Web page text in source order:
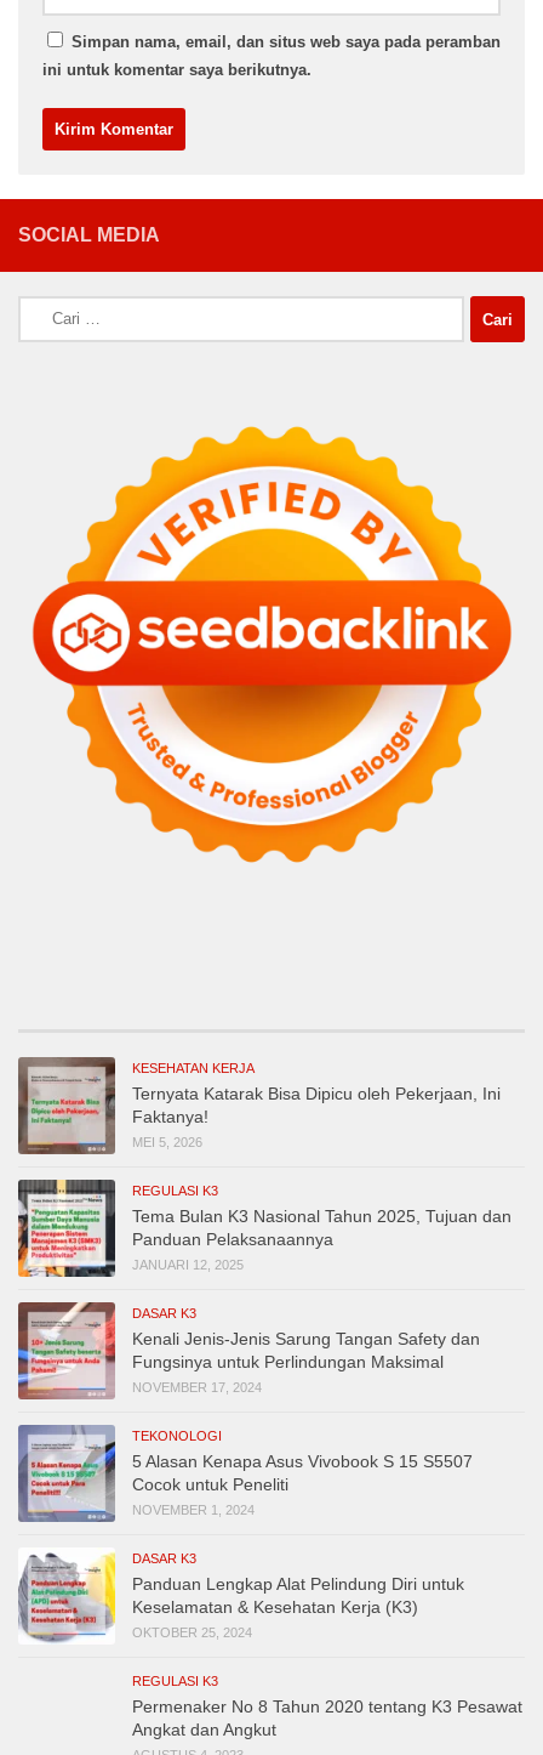
Simpan nama, email, dan situs web saya pada peramban
ini untuk komentar saya berikutnya.
SOCIAL MEDIA
KESEHATAN KERJA
Ternyata Katarak Bisa Dipicu oleh Pekerjaan, Ini
Faktanya!
MEI 5, 2026
REGULASI K3
Tema Bulan K3 Nasional Tahun 2025, Tujuan dan
Panduan Pelaksanaannya
JANUARI 12, 2025
DASAR K3
Kenali Jenis-Jenis Sarung Tangan Safety dan
Fungsinya untuk Perlindungan Maksimal
NOVEMBER 17, 2024
TEKONOLOGI
5 Alasan Kenapa Asus Vivobook S 15 S5507
Cocok untuk Peneliti
NOVEMBER 1, 2024
DASAR K3
Panduan Lengkap Alat Pelindung Diri untuk
Keselamatan & Kesehatan Kerja (K3)
OKTOBER 25, 2024
REGULASI K3
Permenaker No 8 Tahun 2020 tentang K3 Pesawat
Angkat dan Angkut